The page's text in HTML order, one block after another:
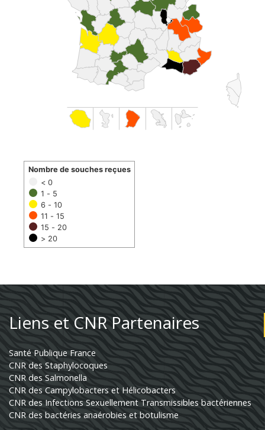
< 0
1 - 5
6 - 10
11 - 15
15 - 20
> 20
Nombre de souches reçues
Liens et CNR Partenaires
Santé Publique France
CNR des Staphylocoques
CNR des Salmonella
CNR des Campylobacters et Hélicobacters
CNR des Infections Sexuellement Transmissibles bactériennes
CNR des bactéries anaérobies et botulisme